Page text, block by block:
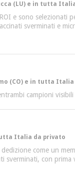
(LU) e in tutta
e sono selezionati
sverminati e
(CO) e in tutta
campioni
tutta Italia da privato
come un
sverminati, con